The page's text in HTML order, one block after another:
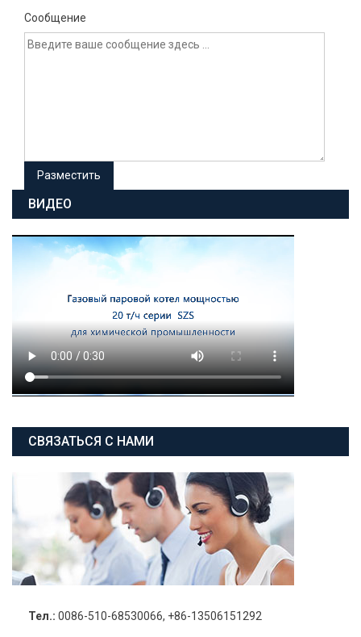
Сообщение
ВИДЕО
СВЯЗАТЬСЯ С НАМИ
Тел.: 0086-510-68530066, +86-13506151292